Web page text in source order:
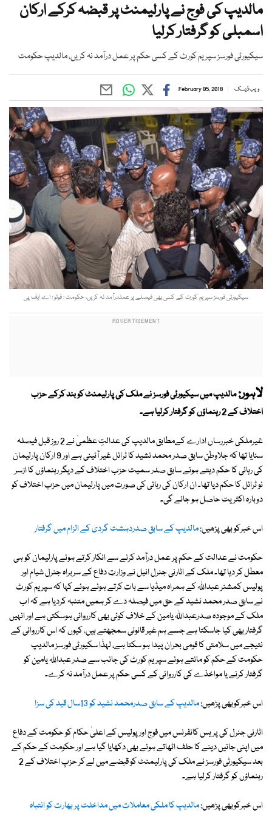
مالدیپ کی فوج نے پارلیمنٹ پر قبضہ کرکے ارکان
اسمبلی کو گرفتار کرلیا
سیکیورٹی فورسز سپریم کورٹ کے کسی حکم پر عمل درآمد نہ کریں، مالدیپ حکومت
ویب ڈیسک February 05, 2018
سیکیورٹی فورسز سپریم کورٹ کے کسی بھی فیصلے پر عملدرآمد نہ کریں، حکومت : فوٹو : اے ایف پی
لاہور:مالدیپ میں سیکیورٹی فورسز نے ملک کی پارلیمنٹ کو بند کرکے حزب
اختلاف کے 2 رہنماؤں کو گرفتار کرلیا ہے۔
غیرملکی خبررساں ادارے کےمطابق مالدیپ کی عدالتِ عظمیٰ نے 2 روز قبل فیصلہ
سنایا تھا کہ جلاوطن سابق صدر محمد نشید کا ٹرائل غیر آئینی ہے اور 9 ارکان پارلیمان
کی رہائی کا حکم دیتے ہوئے سابق صدر سمیت حزب اختلاف کے دیگر رہنماؤں کا ازسر
نو ٹرائل کا حکم دیا تھا۔ ان ارکان کی رہائی کی صورت میں پارلیمان میں حزب اختلاف کو
دوبارہ اکثریت حاصل ہو جائے گی۔
اس خبرکو بھی پڑھیں:مالدیپ کے سابق صدردہشت گردی کے الزام میں گرفتار
حکومت نے عدالت کے حکم پر عمل درآمد کرنے سے انکار کرتے ہوئے پارلیمان کو ہی
معطل کر دیا تھا۔ ملک کے اٹارنی جنرل انیل نے وزارتِ دفاع کے سربراہ جنرل شیام اور
پولیس کمشنر عبداللہ کے ہمراہ میڈیا سے بات کرتے ہوئے ہوئے کہا کہ سپریم کورٹ
نے سابق صدر محمد نشید کے حق میں فیصلہ دے کر ہمیں متنبہ کردیا ہے کہ اب
ملک کے موجودہ صدرعبداللہ یامین کے خلاف کوئی بھی کارروائی ہوسکتی ہے اور انہیں
گرفتار بھی کیا جاسکتا ہے جسے ہم غیر قانونی سمجھتے ہیں، کیوں کہ اس کارروائی کے
نتیجے میں سلامتی کا قومی بحران پیدا ہو سکتا ہے، لہذٰا سکیورٹی فورسز مالدیپ
حکومت کے حکم کو مانتے ہوئے سپریم کورٹ کی جانب سے صدر عبداللہ یامین کو
گرفتار کرنے یا مواخذے کی کارروائی کے کسی حکم پر عمل درآمد نہ کرے۔
اس خبرکوبھی پڑھیں:مالدیپ کے سابق صدرمحمد نشید کو 13سال قید کی سزا
اٹارنی جنرل کی پریس کانفرنس میں فوج اور پولیس کے اعلیٰ حکام کو حکومت کے دفاع
میں اپنی جانیں دینے کا حلف اٹھاتے ہوئے بھی دکھایا گیا ہے اور حکومت کے حکم کے
بعد سیکیورٹی فورسز نے ملک کی پارلیمنٹ کو قبضے میں لے کر حزبِ اختلاف کے 2
رہنماؤں کو گرفتار کرلیا ہے۔
اس خبرکوبھی پڑھیں:مالدیپ کا ملکی معاملات میں مداخلت پر بھارت کو انتباہ